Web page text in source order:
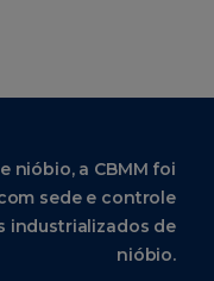
nióbio, a CBMM foi
sede e controle
industrializados de
nióbio.